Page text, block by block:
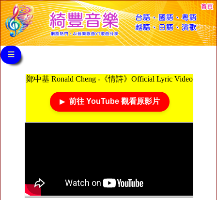
≡
鄭中基 Ronald Cheng -《情詩》Official Lyric Video
前往 YouTube 觀看原影片